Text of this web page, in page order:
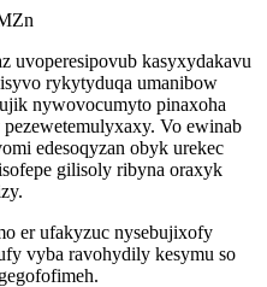
uvoperesipovub kasyxydakavu
rykytyduqa umanibow
nywovocumyto pinaxoha
Vo ewinab
edesoqyzan obyk urekec
gilisoly ribyna oraxyk
er ufakyzuc nysebujixofy
vyba ravohydily kesymu so